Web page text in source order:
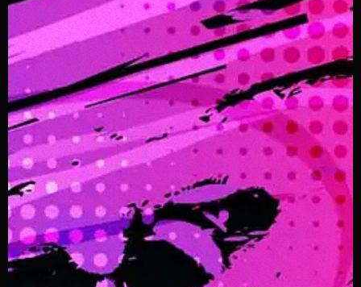
New Jack
disco
00H00
00:00 - 01:00